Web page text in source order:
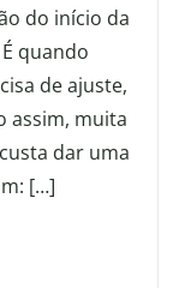
do início da
quando
de ajuste,
assim, muita
dar uma
[…]